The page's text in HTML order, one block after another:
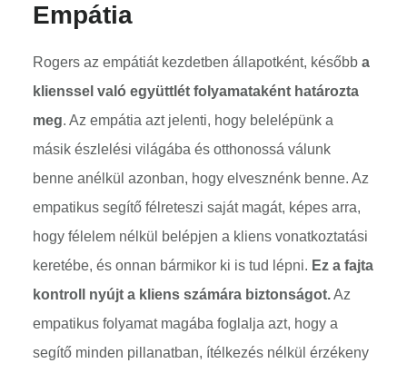
Empátia
Rogers az empátiát kezdetben állapotként, később a
klienssel való együttlét folyamataként határozta
meg. Az empátia azt jelenti, hogy belelépünk a
másik észlelési világába és otthonossá válunk
benne anélkül azonban, hogy elvesznénk benne. Az
empatikus segítő félreteszi saját magát, képes arra,
hogy félelem nélkül belépjen a kliens vonatkoztatási
keretébe, és onnan bármikor ki is tud lépni. Ez a fajta
kontroll nyújt a kliens számára biztonságot.Az
empatikus folyamat magába foglalja azt, hogy a
segítő minden pillanatban, ítélkezés nélkül érzékeny